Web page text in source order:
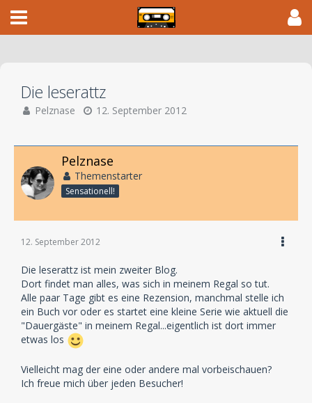
Die leserattz
Pelznase 12. September 2012
Pelznase
Themenstarter
Sensationell!
12. September 2012
Die leserattz ist mein zweiter Blog.
Dort findet man alles, was sich in meinem Regal so tut.
Alle paar Tage gibt es eine Rezension, manchmal stelle ich
ein Buch vor oder es startet eine kleine Serie wie aktuell die
"Dauergäste" in meinem Regal...eigentlich ist dort immer
etwas los
Vielleicht mag der eine oder andere mal vorbeischauen?
Ich freue mich über jeden Besucher!